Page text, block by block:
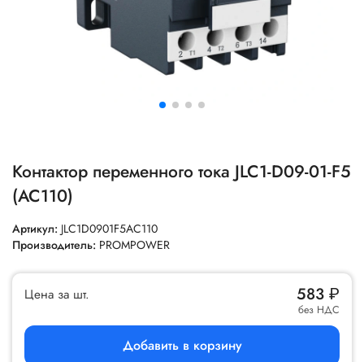
Контактор переменного тока JLC1-D09-01-F5
(AC110)
Артикул: JLC1D0901F5AC110
Производитель: PROMPOWER
Цена за шт. 583 ₽
без НДС
Добавить в корзину